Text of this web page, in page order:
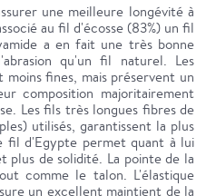
une meilleure longévité à
au fil d'écosse (83%) un fil
a en fait une très bonne
qu'un fil naturel. Les
fines, mais préservent un
composition majoritairement
Les fils très longues fibres de
utilisés, garantissent la plus
fil d'Egypte permet quant à lui
de solidité. La pointe de la
comme le talon. L'élastique
un excellent maintient de la